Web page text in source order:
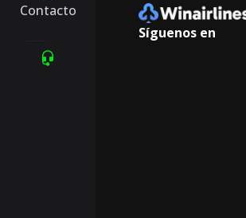
Contacto
Síguenos en